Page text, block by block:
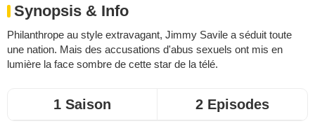
Synopsis & Info
Philanthrope au style extravagant, Jimmy Savile a séduit toute
une nation. Mais des accusations d'abus sexuels ont mis en
lumière la face sombre de cette star de la télé.
1 Saison 2 Episodes